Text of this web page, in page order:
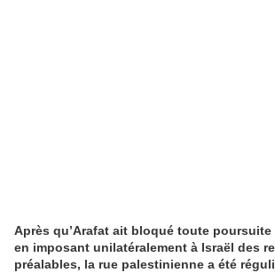
Après qu’Arafat ait bloqué toute
en imposant unilatéralement à Israël des
préalables, la rue palestinienne a été